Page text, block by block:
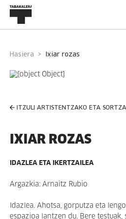
Hasiera ixiar rozas
ITZULI ARTISTENTZAKO ETA
IXIAR ROZAS
IDAZLEA ETA IKERTZAILEA
Argazkia: Arnaitz Rubio
Idazlea. Ahotsa, gorputza eta
espazioa lantzen du. Bere